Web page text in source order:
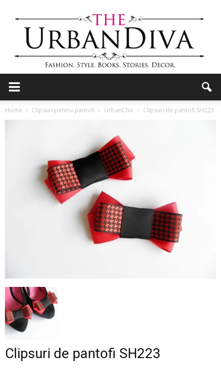
Urban
–
Home Clipsuri pentru pantofi UrbanChic Clipsuri de pantofi SH223
Clipsuri de pantofi SH223